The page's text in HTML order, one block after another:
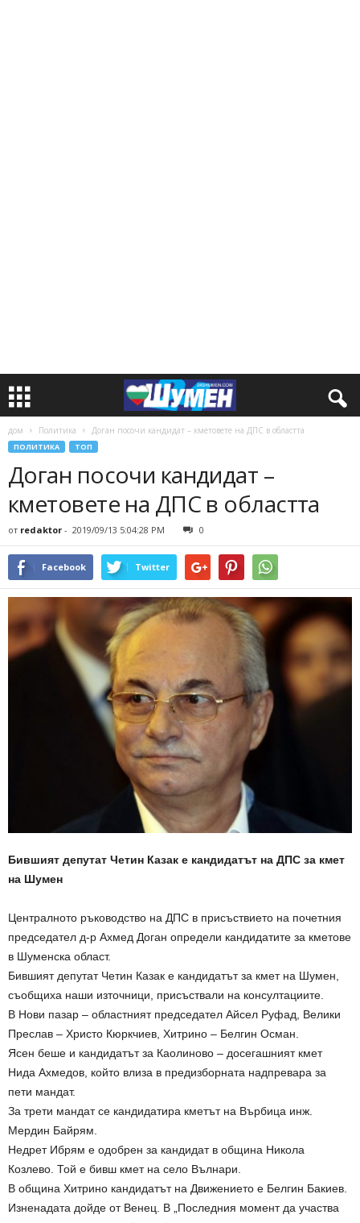
дом Политика Доган посочи кандидат – кметовете на ДПС в областта
ПОЛИТИКА ТОП
Доган посочи кандидат –
кметовете на ДПС в областта
от redaktor - 2019/09/13 5:04:28 PM 0
Facebook Twitter
Бившият депутат Четин Казак е кандидатът на ДПС за кмет
на Шумен
Централното ръководство на ДПС в присъствието на почетния
председател д-р Ахмед Доган определи кандидатите за кметове
в Шуменска област.
Бившият депутат Четин Казак е кандидатът за кмет на Шумен,
съобщиха наши източници, присъствали на консултациите.
В Нови пазар – областният председател Айсел Руфад, Велики
Преслав – Христо Кюркчиев, Хитрино – Белгин Осман.
Ясен беше и кандидатът за Каолиново – досегашният кмет
Нида Ахмедов, който влиза в предизборната надпревара за
пети мандат.
За трети мандат се кандидатира кметът на Върбица инж.
Мердин Байрям.
Недрет Ибрям е одобрен за кандидат в община Никола
Козлево. Той е бивш кмет на село Вълнари.
В община Хитрино кандидатът на Движението е Белгин Бакиев.
Изненадата дойде от Венец. В „Последния момент да участва